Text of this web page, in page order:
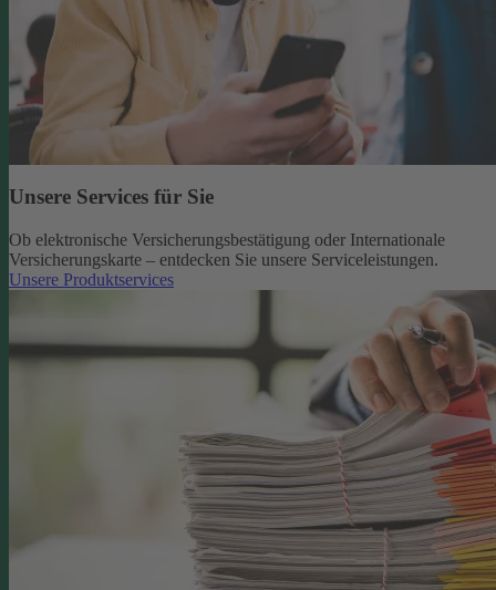
Unsere Services für Sie
Ob elektronische Versicherungsbestätigung oder Internationale
Versicherungskarte – entdecken Sie unsere Serviceleistungen.
Unsere Produktservices